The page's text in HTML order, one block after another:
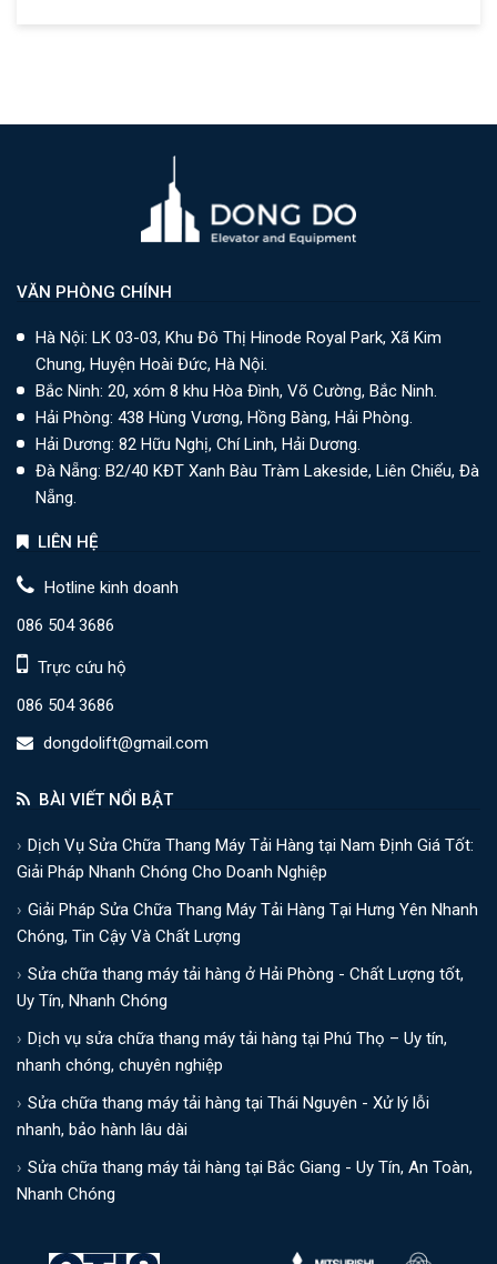
VĂN PHÒNG CHÍNH
Hà Nội: LK 03-03, Khu Đô Thị Hinode Royal Park, Xã Kim
Chung, Huyện Hoài Đức, Hà Nội.
Bắc Ninh: 20, xóm 8 khu Hòa Đình, Võ Cường, Bắc Ninh.
Hải Phòng: 438 Hùng Vương, Hồng Bàng, Hải Phòng.
Hải Dương: 82 Hữu Nghị, Chí Linh, Hải Dương.
Đà Nẵng: B2/40 KĐT Xanh Bàu Tràm Lakeside, Liên Chiểu, Đà
Nẵng.
LIÊN HỆ
Hotline kinh doanh
086 504 3686
Trực cứu hộ
086 504 3686
dongdolift@gmail.com
BÀI VIẾT NỔI BẬT
Dịch Vụ Sửa Chữa Thang Máy Tải Hàng tại Nam Định Giá Tốt:
Giải Pháp Nhanh Chóng Cho Doanh Nghiệp
Giải Pháp Sửa Chữa Thang Máy Tải Hàng Tại Hưng Yên Nhanh
Chóng, Tin Cậy Và Chất Lượng
Sửa chữa thang máy tải hàng ở Hải Phòng - Chất Lượng tốt,
Uy Tín, Nhanh Chóng
Dịch vụ sửa chữa thang máy tải hàng tại Phú Thọ – Uy tín,
nhanh chóng, chuyên nghiệp
Sửa chữa thang máy tải hàng tại Thái Nguyên - Xử lý lỗi
nhanh, bảo hành lâu dài
Sửa chữa thang máy tải hàng tại Bắc Giang - Uy Tín, An Toàn,
Nhanh Chóng